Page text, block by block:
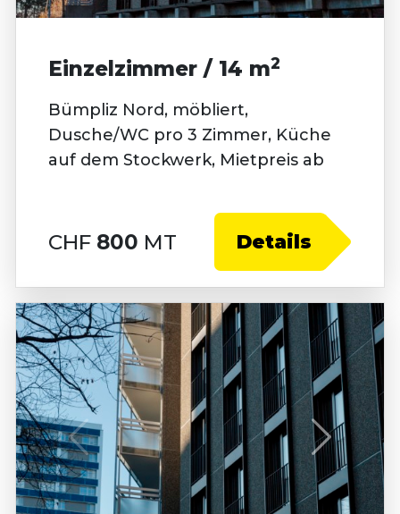
Einzelzimmer / 14 m2
Bümpliz Nord, möbliert,
Dusche/WC pro 3 Zimmer, Küche
auf dem Stockwerk, Mietpreis ab
CHF 800 MT Details